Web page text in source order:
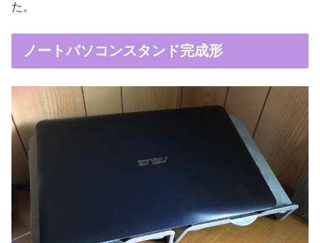
た。
ノートパソコンスタンド完成形